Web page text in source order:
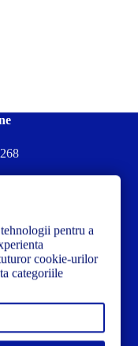
forma.com
Romania
pentru a
cookie-urilor
categoriile